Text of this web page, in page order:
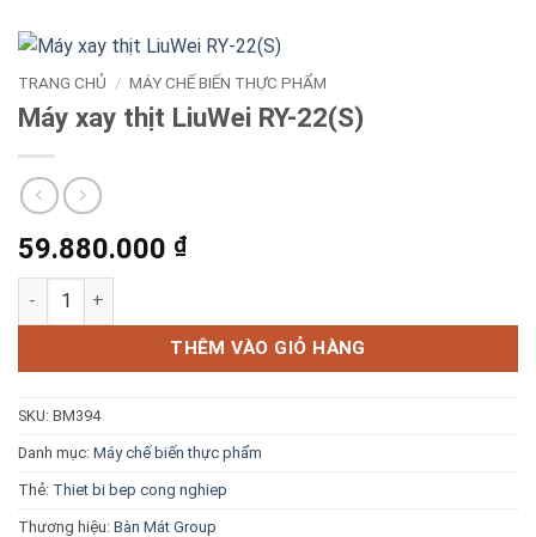
Sản phẩm
Thương hiệu
Bảng giá 2026
Ứng dụng
Blog kiến thức
Liên hệ
Báo giá miễn phí →
TRANG CHỦ / MÁY CHẾ BIẾN THỰC PHẨM
Máy xay thịt LiuWei RY-22(S)
59.880.000 ₫
Máy xay thịt LiuWei RY-22(S) số lượng
THÊM VÀO GIỎ HÀNG
SKU: BM394
Danh mục: Máy chế biến thực phẩm
Thẻ: Thiet bi bep cong nghiep
Thương hiệu: Bàn Mát Group